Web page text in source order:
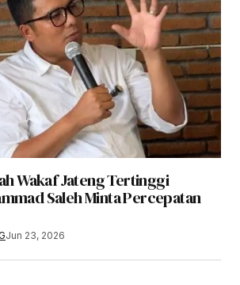
Wakaf Jateng Tertinggi
Saleh Minta Percepatan
Jun 23, 2026